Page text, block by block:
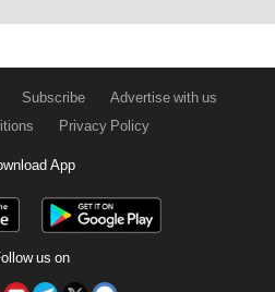
Subscribe
Advertise with us
Privacy Policy
App
us on